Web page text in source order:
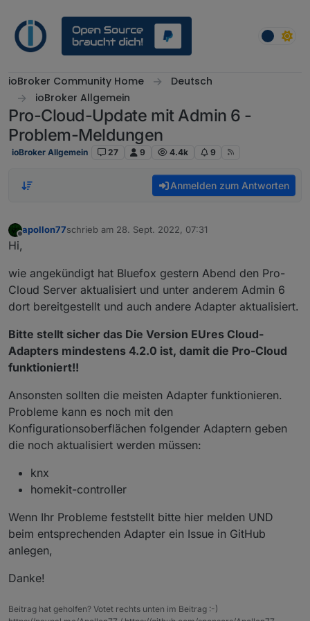
ioBroker Community Home
Deutsch
ioBroker Allgemein
Pro-Cloud-Update mit Admin 6 -
Problem-Meldungen
ioBroker Allgemein 27 9 4.4k 9
Anmelden zum Antworten
apollon77schrieb am 28. Sept. 2022, 07:31
zuletzt editiert von
Hi,
wie angekündigt hat Bluefox gestern Abend den Pro-
Cloud Server aktualisiert und unter anderem Admin 6
dort bereitgestellt und auch andere Adapter aktualisiert.
Bitte stellt sicher das Die Version EUres Cloud-
Adapters mindestens 4.2.0 ist, damit die Pro-Cloud
funktioniert!!
Ansonsten sollten die meisten Adapter funktionieren.
Probleme kann es noch mit den
Konfigurationsoberflächen folgender Adaptern geben
die noch aktualisiert werden müssen:
knx
homekit-controller
Wenn Ihr Probleme feststellt bitte hier melden UND
beim entsprechenden Adapter ein Issue in GitHub
anlegen,
Danke!
Beitrag hat geholfen? Votet rechts unten im Beitrag :-)